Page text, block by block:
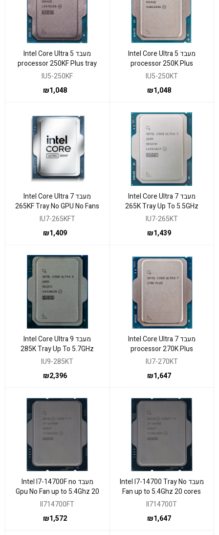
מעבד Intel Core Ultra 5
processor 250K Plus
18Cores Up to 5.3Ghz
IU5-250KT
₪1,048
מעבד Intel Core Ultra 5
processor 250KF Plus tray
18Cores 5.3 Ghz
IU5-250KF
₪1,048
מעבד Intel Core Ultra 7
265K Tray Up To 5.5GHz
NPU LGA 1851
IU7-265KT
₪1,439
מעבד Intel Core Ultra 7
265KF Tray No GPU No Fans
Up To 5.5GHz
IU7-265KFT
₪1,409
מעבד Intel Core Ultra 7
processor 270K Plus
24Cores Up to 5.5Ghz
IU7-270KT
₪1,647
מעבד Intel Core Ultra 9
285K Tray Up To 5.7GHz
NPU LGA 1851
IU9-285KT
₪2,396
מעבד Intel I7-14700 Tray No
Fan up to 5.4Ghz 20 cores
UHD770
II714700T
₪1,647
מעבד Intel I7-14700F no
Gpu No Fan up to 5.4Ghz 20
cores
II714700FT
₪1,572